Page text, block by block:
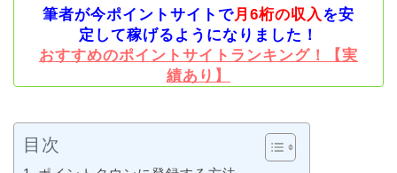
筆者が今ポイントサイトで月6桁の収入 を安
定して稼げるようになりました！
おすすめのポイントサイトランキング！【実
績あり】
目次